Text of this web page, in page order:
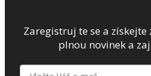
Zaregistruj te se a
plnou novinek a